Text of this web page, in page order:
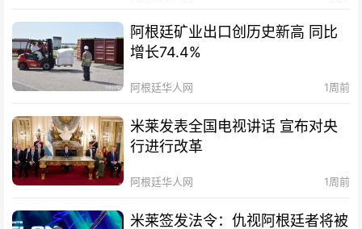
阿根廷矿业出口创历史新高 同比
增长74.4%
阿根廷华人网 1周前
米莱发表全国电视讲话 宣布对央
行进行改革
阿根廷华人网 1周前
米莱签发法令：仇视阿根廷者将被